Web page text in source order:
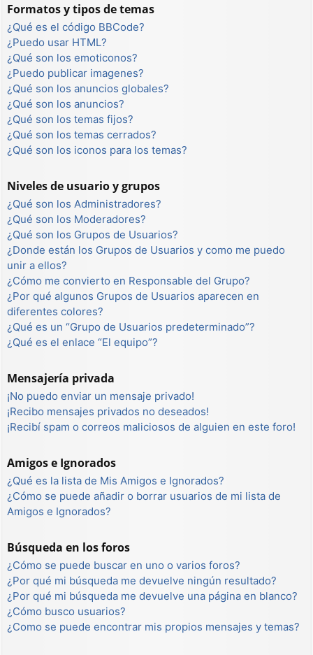
Formatos y tipos de temas
¿Qué es el código BBCode?
¿Puedo usar HTML?
¿Qué son los emoticonos?
¿Puedo publicar imagenes?
¿Qué son los anuncios globales?
¿Qué son los anuncios?
¿Qué son los temas fijos?
¿Qué son los temas cerrados?
¿Qué son los iconos para los temas?
Niveles de usuario y grupos
¿Qué son los Administradores?
¿Qué son los Moderadores?
¿Qué son los Grupos de Usuarios?
¿Donde están los Grupos de Usuarios y como me puedo
unir a ellos?
¿Cómo me convierto en Responsable del Grupo?
¿Por qué algunos Grupos de Usuarios aparecen en
diferentes colores?
¿Qué es un “Grupo de Usuarios predeterminado”?
¿Qué es el enlace “El equipo”?
Mensajería privada
¡No puedo enviar un mensaje privado!
¡Recibo mensajes privados no deseados!
¡Recibí spam o correos maliciosos de alguien en este foro!
Amigos e Ignorados
¿Qué es la lista de Mis Amigos e Ignorados?
¿Cómo se puede añadir o borrar usuarios de mi lista de
Amigos e Ignorados?
Búsqueda en los foros
¿Cómo se puede buscar en uno o varios foros?
¿Por qué mi búsqueda me devuelve ningún resultado?
¿Por qué mi búsqueda me devuelve una página en blanco?
¿Cómo busco usuarios?
¿Como se puede encontrar mis propios mensajes y temas?